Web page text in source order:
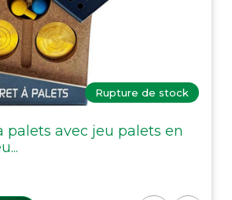
Rupture de stock
palets avec jeu palets en